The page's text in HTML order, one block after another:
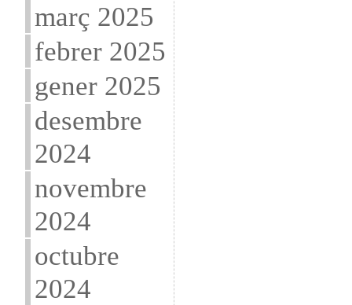
març 2025
febrer 2025
gener 2025
desembre
2024
novembre
2024
octubre
2024